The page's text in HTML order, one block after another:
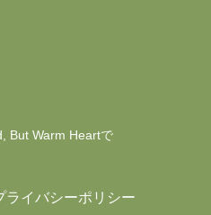
But Warm Heartで
ライバシーポリシー